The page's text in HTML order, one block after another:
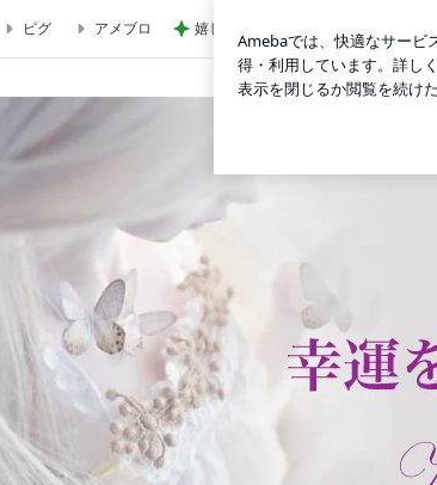
阪・兵庫・西宮・神戸】スピリチュアル女医の
ピグ アメブロ 嬉しい懐かしいショーのイラスト